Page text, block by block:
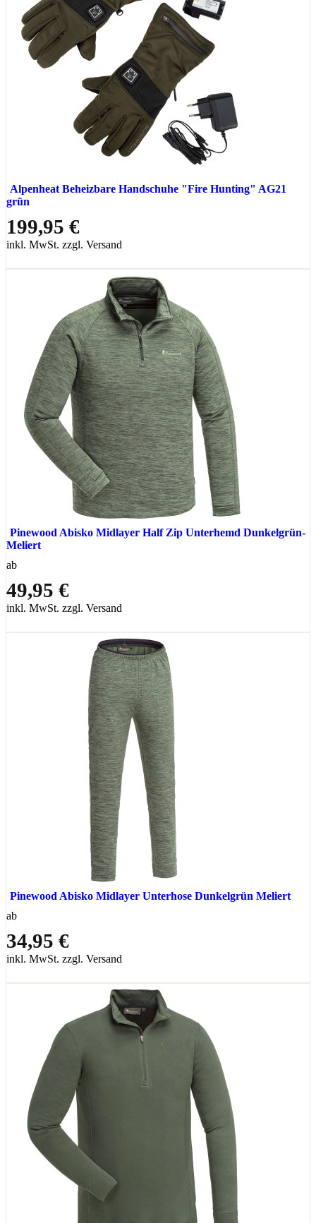
Alpenheat Beheizbare Handschuhe "Fire Hunting" AG21
grün
199,95 €
inkl. MwSt. zzgl. Versand
Pinewood Abisko Midlayer Half Zip Unterhemd Dunkelgrün-
Meliert
ab
49,95 €
inkl. MwSt. zzgl. Versand
Pinewood Abisko Midlayer Unterhose Dunkelgrün Meliert
ab
34,95 €
inkl. MwSt. zzgl. Versand